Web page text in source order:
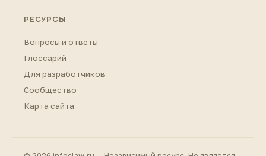
РЕСУРСЫ
Вопросы и ответы
Глоссарий
Для разработчиков
Сообщество
Карта сайта